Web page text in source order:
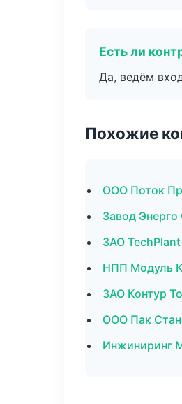
Есть ли
Да, ведём
Похожие
ООО Поток
Завод
ЗАО
НПП Модуль
ЗАО Контур
ООО Пак
Инжиниринг